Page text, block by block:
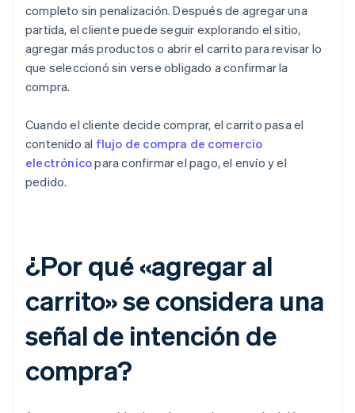
completo sin penalización. Después de agregar una
partida, el cliente puede seguir explorando el sitio,
agregar más productos o abrir el carrito para revisar lo
que seleccionó sin verse obligado a confirmar la
compra.
Cuando el cliente decide comprar, el carrito pasa el
contenido al flujo de compra de comercio
electrónicopara confirmar el pago, el envío y el
pedido.
¿Por qué «agregar al
carrito» se considera una
señal de intención de
compra?